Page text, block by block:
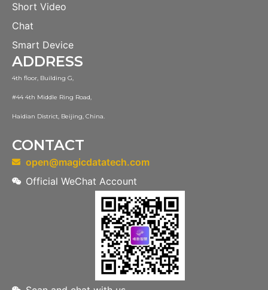
Short Video
Chat
Smart Device
ADDRESS
4th floor, Building G,
#44 4th Middle Ring Road,
Haidian District, Beijing, China.
CONTACT
open@magicdatatech.com
Official WeChat Account